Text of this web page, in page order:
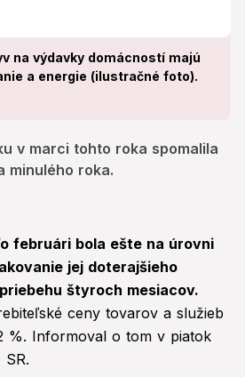
na výdavky domácností majú
a energie (ilustračné foto).
v marci tohto roka spomalila
minulého roka.
februári bola ešte na úrovni
jej doterajšieho
štyroch mesiacov.
ceny tovarov a služieb
%. Informoval o tom v piatok
SR.